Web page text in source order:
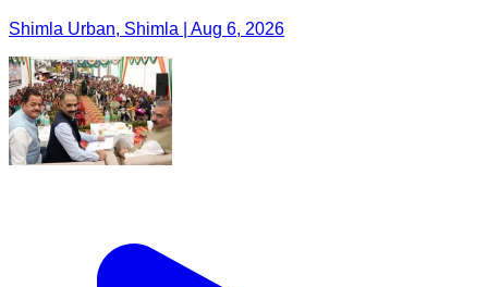
Shimla Urban, Shimla | Aug 6, 2026